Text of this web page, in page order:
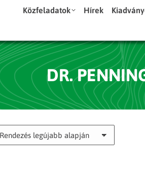
Közfeladatok Hírek
DR.